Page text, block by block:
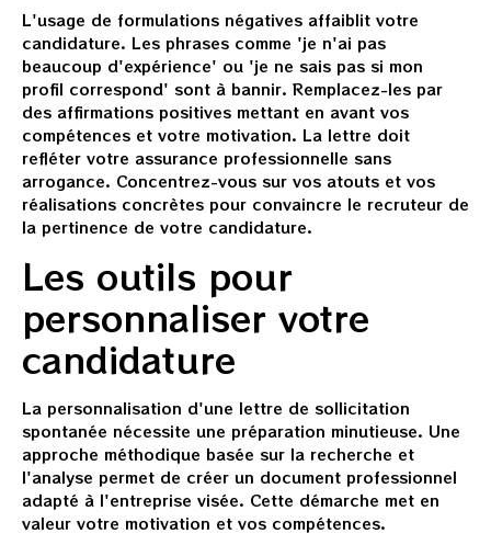
L'usage de formulations négatives affaiblit votre
candidature. Les phrases comme 'je n'ai pas
beaucoup d'expérience' ou 'je ne sais pas si mon
profil correspond' sont à bannir. Remplacez-les par
des affirmations positives mettant en avant vos
compétences et votre motivation. La lettre doit
refléter votre assurance professionnelle sans
arrogance. Concentrez-vous sur vos atouts et vos
réalisations concrètes pour convaincre le recruteur de
la pertinence de votre candidature.
Les outils pour
personnaliser votre
candidature
La personnalisation d'une lettre de sollicitation
spontanée nécessite une préparation minutieuse. Une
approche méthodique basée sur la recherche et
l'analyse permet de créer un document professionnel
adapté à l'entreprise visée. Cette démarche met en
valeur votre motivation et vos compétences.